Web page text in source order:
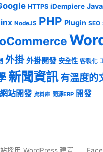
HTTPS iDempiere
NodeJS PHP Plugin SEO
外掛 外掛開發 安全性 客製化
新聞資訊有溫度的
網站開發 資料庫 開源ERP 開發